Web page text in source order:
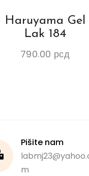
Haruyama Gel
Lak 184
790.00 рсд
Pišite nam
m